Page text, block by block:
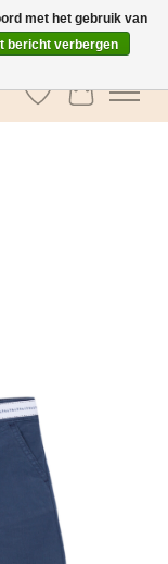
Verlanglijst
met het gebruik van
bericht verbergen